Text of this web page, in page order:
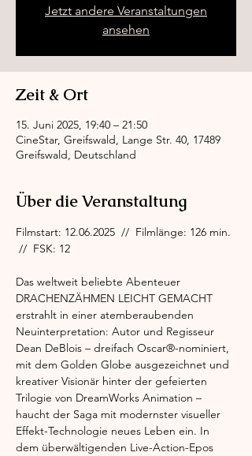
Jetzt andere Veranstaltungen
ansehen
Zeit & Ort
15. Juni 2025, 19:40 – 21:50
CineStar, Greifswald, Lange Str. 40, 17489
Greifswald, Deutschland
Über die Veranstaltung
Filmstart: 12.06.2025  //  Filmlänge: 126 min.
//  FSK: 12
Das weltweit beliebte Abenteuer
DRACHENZÄHMEN LEICHT GEMACHT
erstrahlt in einer atemberaubenden
Neuinterpretation: Autor und Regisseur
Dean DeBlois – dreifach Oscar®-nominiert,
mit dem Golden Globe ausgezeichnet und
kreativer Visionär hinter der gefeierten
Trilogie von DreamWorks Animation –
haucht der Saga mit modernster visueller
Effekt-Technologie neues Leben ein. In
dem überwältigenden Live-Action-Epos